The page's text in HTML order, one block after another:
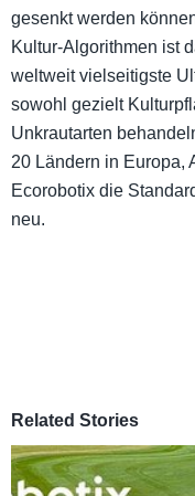
gesenkt werden
Kultur-Algorithmen ist
weltweit vielseitigste
sowohl gezielt
Unkrautarten
20 Ländern in Europa,
Ecorobotix die
neu.
Related Stories